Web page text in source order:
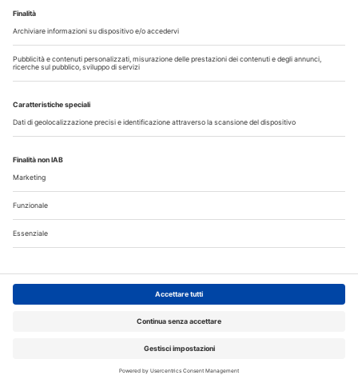
I più letti
Fumo e sigarette elettroniche: le conseguenze per la salute
delle gengive
Tra mito e realtà: le bevande energetiche fanno davvero
male ai denti?
Organizzazione e tecnologia ridisegnano il lavoro in
laboratorio
Medicina e odontoiatria, iscrizioni al semestre aperto:
domande entro il 3 agosto
Agosto 2026
4 5 6